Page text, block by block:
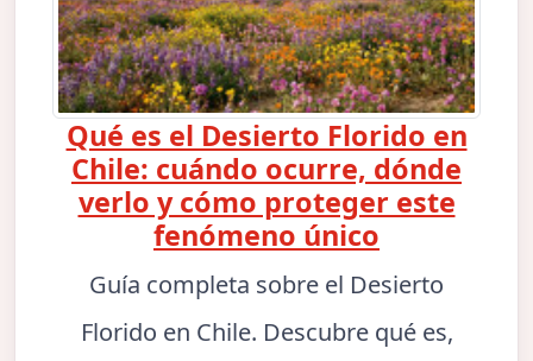
Qué es el Desierto Florido en
Chile: cuándo ocurre, dónde
verlo y cómo proteger este
fenómeno único
Guía completa sobre el Desierto
Florido en Chile. Descubre qué es,